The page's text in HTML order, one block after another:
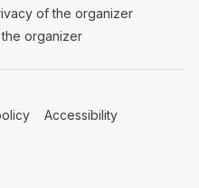
a new tab)
of the organizer
organizer
(opens in a new tab)
Accessibility